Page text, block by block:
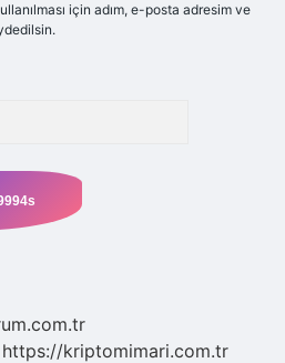
için adım, e-posta adresim ve
https://kriptomimari.com.tr